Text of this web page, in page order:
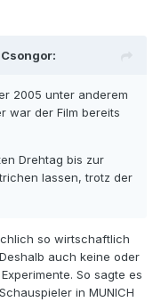
2005 unter anderem
war der Film bereits
Drehtag bis zur
lassen, trotz der
so wirtschaftlich
auch keine oder
So sagte es
in MUNICH